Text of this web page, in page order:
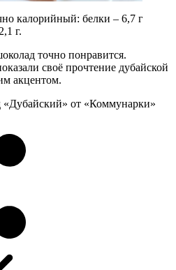
калорийный: белки – 6,7 г
г.
точно понравится.
своё прочтение дубайской
акцентом.
от «Коммунарки»